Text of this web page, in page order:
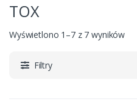
TOX
Wyświetlono 1–7 z 7 wyników
Filtry